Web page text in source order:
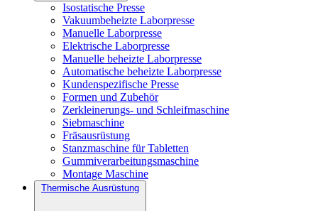
Isostatische Presse
Vakuumbeheizte Laborpresse
Manuelle Laborpresse
Elektrische Laborpresse
Manuelle beheizte Laborpresse
Automatische beheizte Laborpresse
Kundenspezifische Presse
Formen und Zubehör
Zerkleinerungs- und Schleifmaschine
Siebmaschine
Fräsausrüstung
Stanzmaschine für Tabletten
Gummiverarbeitungsmaschine
Montage Maschine
Thermische Ausrüstung